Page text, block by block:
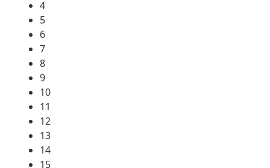
4
5
6
7
8
9
10
11
12
13
14
15